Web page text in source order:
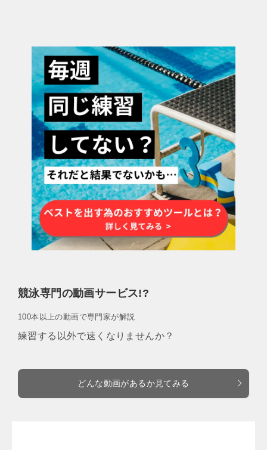
競泳専門の動画サービス!?
100本以上の動画で専門家が解説
練習する以外で速くなりませんか？
どんな動画があるか見てみる